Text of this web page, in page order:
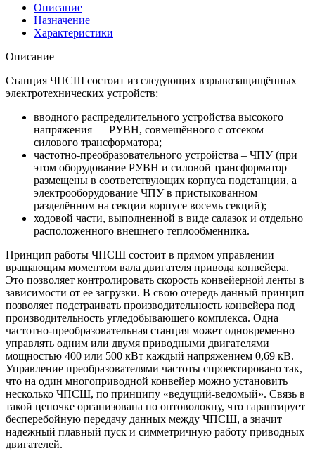
Описание
Назначение
Характеристики
Описание
Станция ЧПСШ состоит из следующих взрывозащищённых
электротехнических устройств:
вводного распределительного устройства высокого
напряжения — РУВН, совмещённого с отсеком
силового трансформатора;
частотно-преобразовательного устройства – ЧПУ (при
этом оборудование РУВН и силовой трансформатор
размещены в соответствующих корпуса подстанции, а
электрооборудование ЧПУ в пристыкованном
разделённом на секции корпусе восемь секций);
ходовой части, выполненной в виде салазок и отдельно
расположенного внешнего теплообменника.
Принцип работы ЧПСШ состоит в прямом управлении
вращающим моментом вала двигателя привода конвейера.
Это позволяет контролировать скорость конвейерной ленты в
зависимости от ее загрузки. В свою очередь данный принцип
позволяет подстраивать производительность конвейера под
производительность угледобывающего комплекса. Одна
частотно-преобразовательная станция может одновременно
управлять одним или двумя приводными двигателями
мощностью 400 или 500 кВт каждый напряжением 0,69 кВ.
Управление преобразователями частоты спроектировано так,
что на один многоприводной конвейер можно установить
несколько ЧПСШ, по принципу «ведущий-ведомый». Связь в
такой цепочке организована по оптоволокну, что гарантирует
бесперебойную передачу данных между ЧПСШ, а значит
надежный плавный пуск и симметричную работу приводных
двигателей.